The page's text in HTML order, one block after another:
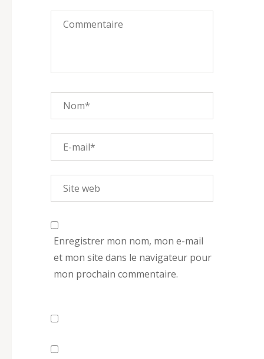
Enregistrer mon nom, mon e-mail
et mon site dans le navigateur pour
mon prochain commentaire.